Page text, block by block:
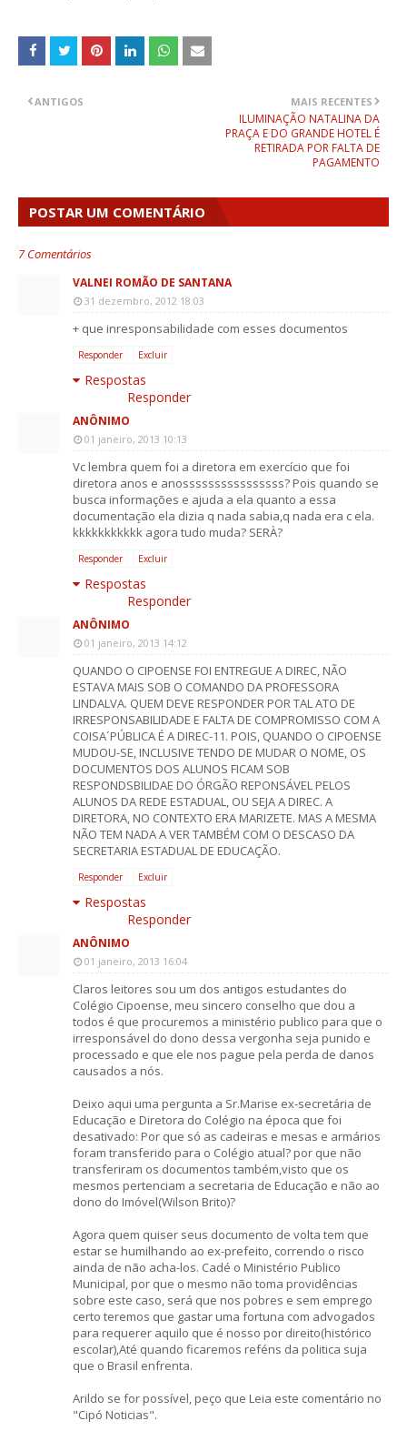
MAIS RECENTES
ILUMINAÇÃO NATALINA DA
PRAÇA E DO GRANDE HOTEL É
RETIRADA POR FALTA DE
PAGAMENTO
ANTIGOS
POSTAR UM COMENTÁRIO
7 Comentários
VALNEI ROMÃO DE SANTANA
31 dezembro, 2012 18:03
+ que inresponsabilidade com esses documentos
Responder Excluir
Respostas
Responder
ANÔNIMO
01 janeiro, 2013 10:13
Vc lembra quem foi a diretora em exercício que foi
diretora anos e anossssssssssssssss? Pois quando se
busca informações e ajuda a ela quanto a essa
documentação ela dizia q nada sabia,q nada era c ela.
kkkkkkkkkkk agora tudo muda? SERÀ?
Responder Excluir
Respostas
Responder
ANÔNIMO
01 janeiro, 2013 14:12
QUANDO O CIPOENSE FOI ENTREGUE A DIREC, NÃO
ESTAVA MAIS SOB O COMANDO DA PROFESSORA
LINDALVA. QUEM DEVE RESPONDER POR TAL ATO DE
IRRESPONSABILIDADE E FALTA DE COMPROMISSO COM A
COISA´PÚBLICA É A DIREC-11. POIS, QUANDO O CIPOENSE
MUDOU-SE, INCLUSIVE TENDO DE MUDAR O NOME, OS
DOCUMENTOS DOS ALUNOS FICAM SOB
RESPONDSBILIDAE DO ÓRGÃO REPONSÁVEL PELOS
ALUNOS DA REDE ESTADUAL, OU SEJA A DIREC. A
DIRETORA, NO CONTEXTO ERA MARIZETE. MAS A MESMA
NÃO TEM NADA A VER TAMBÉM COM O DESCASO DA
SECRETARIA ESTADUAL DE EDUCAÇÃO.
Responder Excluir
Respostas
Responder
ANÔNIMO
01 janeiro, 2013 16:04
Claros leitores sou um dos antigos estudantes do
Colégio Cipoense, meu sincero conselho que dou a
todos é que procuremos a ministério publico para que o
irresponsável do dono dessa vergonha seja punido e
processado e que ele nos pague pela perda de danos
causados a nós.
Deixo aqui uma pergunta a Sr.Marise ex-secretária de
Educação e Diretora do Colégio na época que foi
desativado: Por que só as cadeiras e mesas e armários
foram transferido para o Colégio atual? por que não
transferiram os documentos também,visto que os
mesmos pertenciam a secretaria de Educação e não ao
dono do Imóvel(Wilson Brito)?
Agora quem quiser seus documento de volta tem que
estar se humilhando ao ex-prefeito, correndo o risco
ainda de não acha-los. Cadé o Ministério Publico
Municipal, por que o mesmo não toma providências
sobre este caso, será que nos pobres e sem emprego
certo teremos que gastar uma fortuna com advogados
para requerer aquilo que é nosso por direito(histórico
escolar),Até quando ficaremos reféns da politica suja
que o Brasil enfrenta.
Arildo se for possível, peço que Leia este comentário no
"Cipó Noticias".